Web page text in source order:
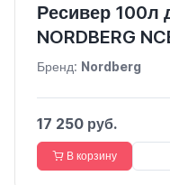
Ресивер 100л
NORDBERG
Бренд: Nordberg
17 250 руб.
В корзину